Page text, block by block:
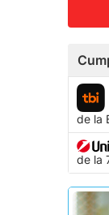
de la
de la